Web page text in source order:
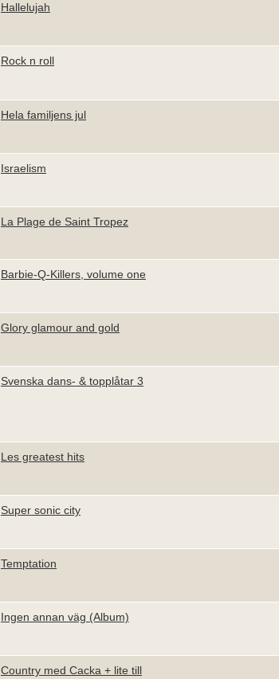
Hallelujah
Rock n roll
Hela familjens jul
Israelism
La Plage de Saint Tropez
Barbie-Q-Killers, volume one
Glory glamour and gold
Svenska dans- & topplåtar 3
Les greatest hits
Super sonic city
Temptation
Ingen annan väg (Album)
Country med Cacka + lite till